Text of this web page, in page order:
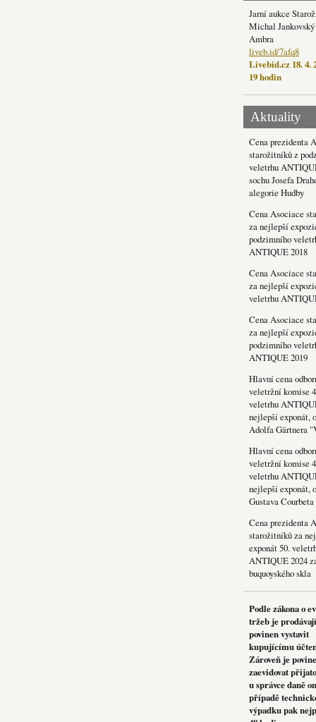
Jarní aukce
Michal
Ambra
liveb.id/7afq8
Livebid.cz 18. 4.
19 hodin
Aktuality
Cena prezidenta
starožitníků z
veletrhu
sochu Josefa
alegorie Hudby
Cena Asociace
za nejlepší
podzimního
ANTIQUE 2018
Cena Asociace
za nejlepší
veletrhu
Cena Asociace
za nejlepší
podzimního
ANTIQUE 2019
Hlavní cena
veletržní komise
veletrhu
nejlepší exponát,
Adolfa Gärtnera
Hlavní cena
veletržní komise
veletrhu
nejlepší exponát,
Gustava
Cena prezidenta
starožitníků za
exponát 50.
ANTIQUE 2024
buquoyského skla
Podle zákona o
tržeb je
povinen vystavit
kupujícímu
Zároveň je
zaevidovat
u správce daně
případě
výpadku pak